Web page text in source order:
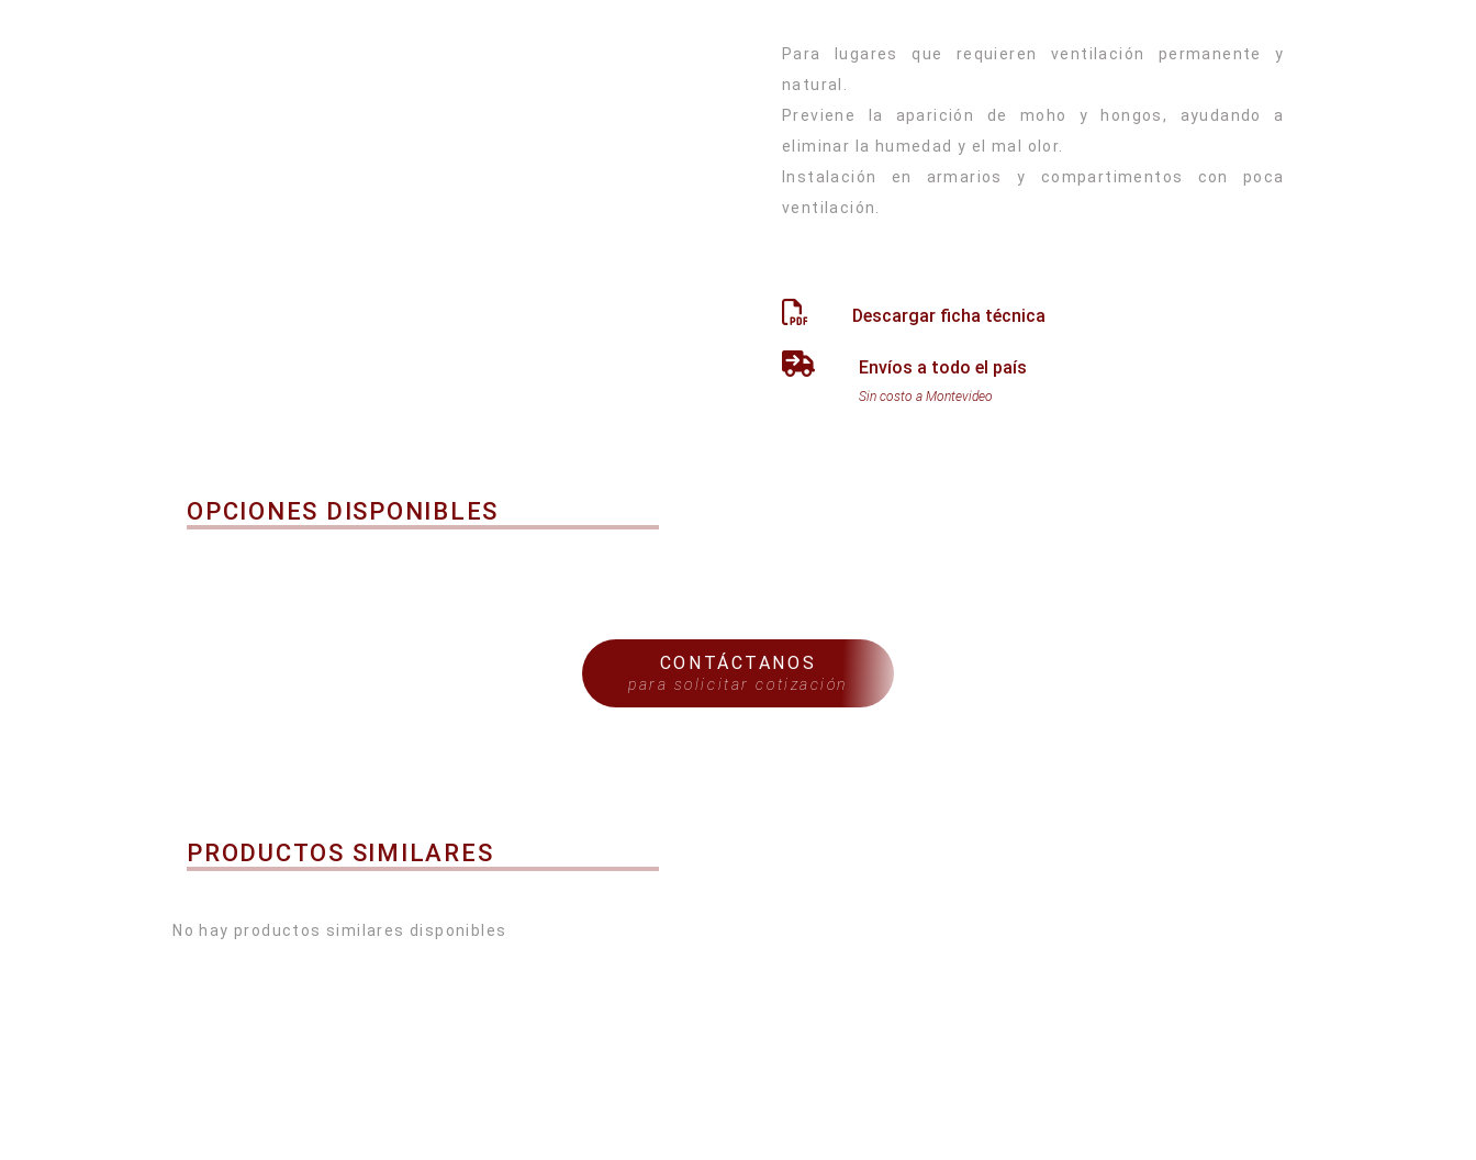
Para lugares que requieren ventilación permanente y
natural.
Previene la aparición de moho y hongos, ayudando a
eliminar la humedad y el mal olor.
Instalación en armarios y compartimentos con poca
Descargar ficha técnica
Envíos a todo el país
Sin costo a Montevideo
OPCIONES DISPONIBLES
CONTÁCTANOS
para solicitar cotización
PRODUCTOS SIMILARES
No hay productos similares disponibles